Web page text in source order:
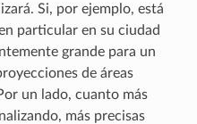
Si, por ejemplo, está
particular en su ciudad
grande para un
de áreas
un lado, cuanto más
más precisas